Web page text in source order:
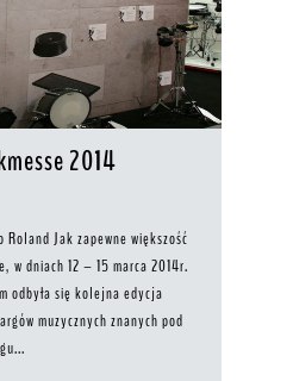
2014
Jak zapewne większość
w dniach 12 – 15 marca 2014r.
odbyła się kolejna edycja
muzycznych znanych pod